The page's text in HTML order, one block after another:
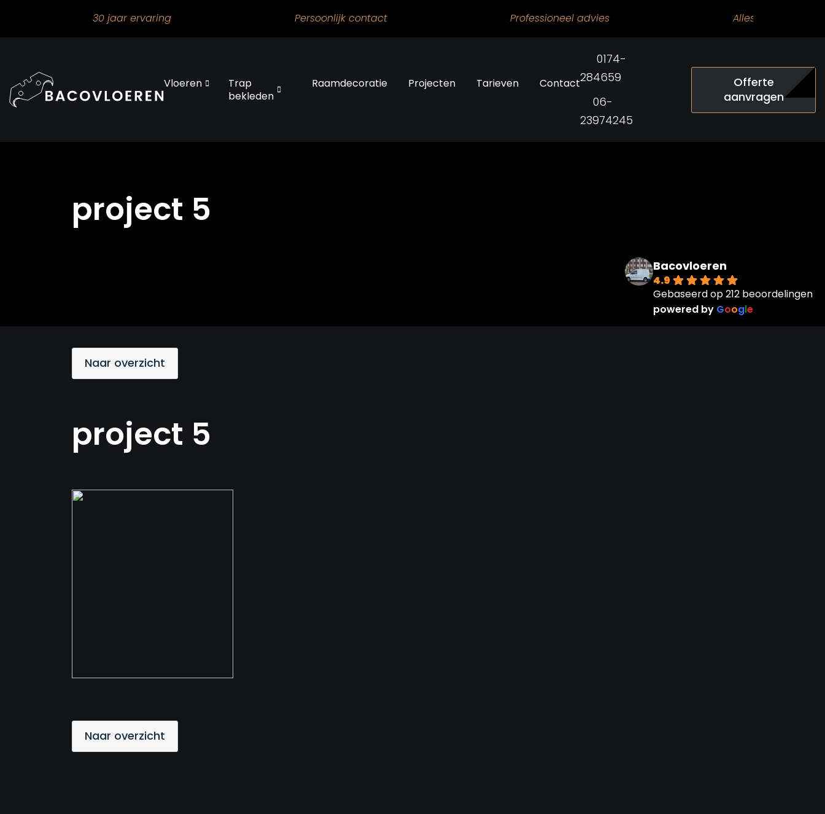
30 jaar ervaring Persoonlijk contact Professioneel advies Alles is mogelijk
Vloeren
Trap
bekleden
Raamdecoratie Projecten Tarieven Contact
0174-
284659
06-
23974245
Offerte
aanvragen
project 5
Bacovloeren
4.9
Gebaseerd op 212 beoordelingen
powered by Google
Naar overzicht
project 5
Naar overzicht